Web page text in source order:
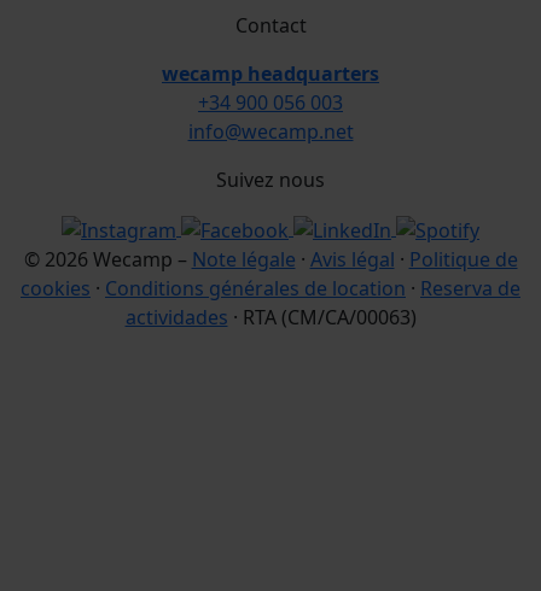
Contact
wecamp headquarters
+34 900 056 003
info@wecamp.net
Suivez nous
© 2026 Wecamp – Note légale · Avis légal · Politique de
cookies · Conditions générales de location · Reserva de
actividades · RTA (CM/CA/00063)